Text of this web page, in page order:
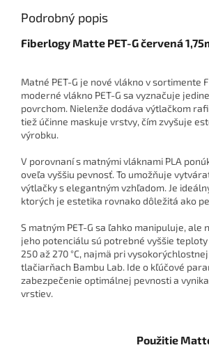
Podrobný popis
Fiberlogy Matte PET-G červená
Matné PET-G je nové vlákno v sortimente
moderné vlákno PET-G sa vyznačuje
povrchom. Nielenže dodáva výtlačkom
tiež účinne maskuje vrstvy, čím zvyšuje
výrobku.
V porovnaní s matnými vláknami PLA
oveľa vyššiu pevnosť. To umožňuje
výtlačky s elegantným vzhľadom. Je
ktorých je estetika rovnako dôležitá ako
S matným PET-G sa ľahko manipuluje, ale
jeho potenciálu sú potrebné vyššie
250 až 270 °C, najmä pri
tlačiarňach Bambu Lab. Ide o kľúčové
zabezpečenie optimálnej pevnosti a
vrstiev.
Použitie